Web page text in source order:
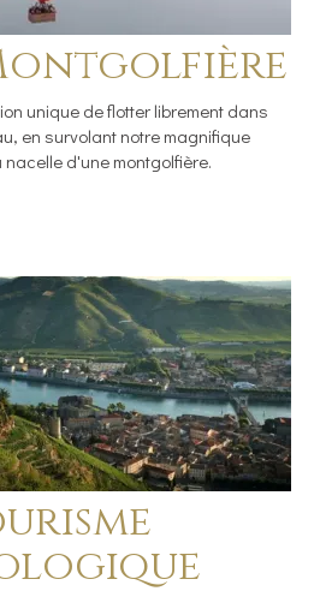
unique de flotter librement dans
en survolant notre magnifique
d'une montgolfière.